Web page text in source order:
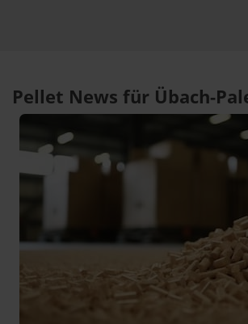
Pellet News für Übach-